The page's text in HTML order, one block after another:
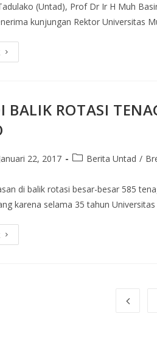
(Untad), Prof Dr Ir H Muh
kunjungan Rektor Universitas
BALIK ROTASI
22, 2017 Berita Untad /
di balik rotasi besar-besar 585
karena selama 35 tahun